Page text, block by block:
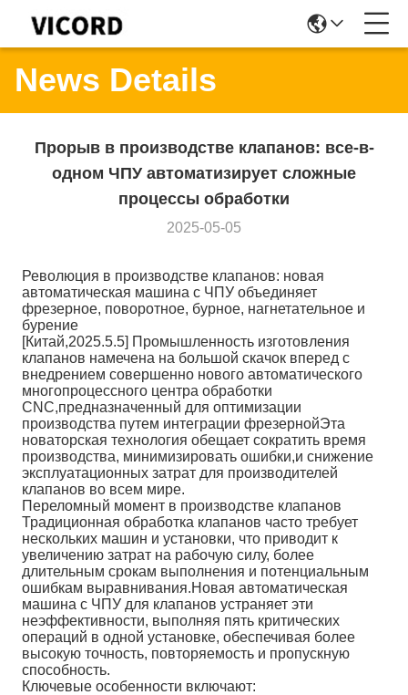
News Details
Прорыв в производстве клапанов: все-в-
одном ЧПУ автоматизирует сложные
процессы обработки
2025-05-05
Революция в производстве клапанов: новая
автоматическая машина с ЧПУ объединяет
фрезерное, поворотное, бурное, нагнетательное и
бурение
[Китай,2025.5.5] Промышленность изготовления
клапанов намечена на большой скачок вперед с
внедрением совершенно нового автоматического
многопроцессного центра обработки
CNC,предназначенный для оптимизации
производства путем интеграции фрезернойЭта
новаторская технология обещает сократить время
производства, минимизировать ошибки,и снижение
эксплуатационных затрат для производителей
клапанов во всем мире.
Переломный момент в производстве клапанов
Традиционная обработка клапанов часто требует
нескольких машин и установки, что приводит к
увеличению затрат на рабочую силу, более
длительным срокам выполнения и потенциальным
ошибкам выравнивания.Новая автоматическая
машина с ЧПУ для клапанов устраняет эти
неэффективности, выполняя пять критических
операций в одной установке, обеспечивая более
высокую точность, повторяемость и пропускную
способность.
Ключевые особенности включают: